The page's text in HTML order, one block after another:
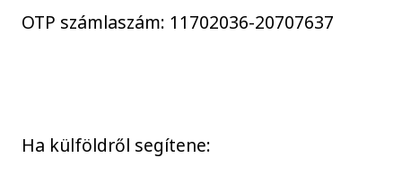
OTP számlaszám: 11702036-20707637
Ha külföldről segítene: